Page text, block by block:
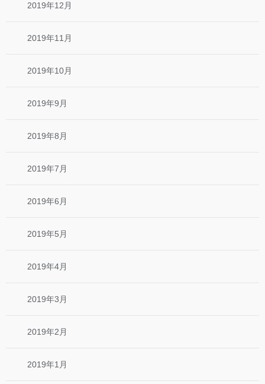
2019年12月
2019年11月
2019年10月
2019年9月
2019年8月
2019年7月
2019年6月
2019年5月
2019年4月
2019年3月
2019年2月
2019年1月